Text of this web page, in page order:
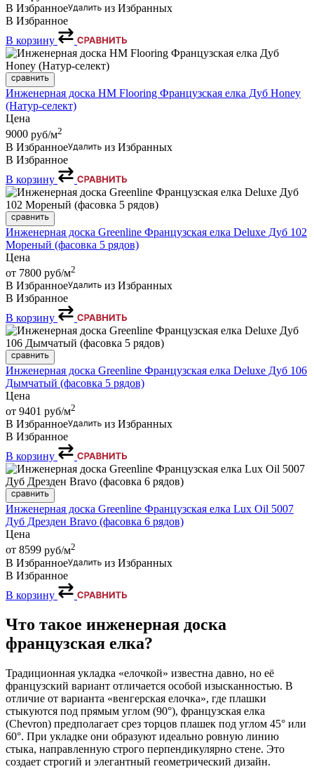
В Избранное
из Избранных
В Избранное
В корзину
Инженерная доска HM Flooring Французская елка Дуб Honey
(Натур-селект)
Цена
9000 руб/м2
В Избранное
из Избранных
В Избранное
В корзину
Инженерная доска Greenline Французская елка Deluxe Дуб 102
Мореный (фасовка 5 рядов)
Цена
от 7800 руб/м2
В Избранное
из Избранных
В Избранное
В корзину
Инженерная доска Greenline Французская елка Deluxe Дуб 106
Дымчатый (фасовка 5 рядов)
Цена
от 9401 руб/м2
В Избранное
из Избранных
В Избранное
В корзину
Инженерная доска Greenline Французская елка Lux Oil 5007
Дуб Дрезден Bravo (фасовка 6 рядов)
Цена
от 8599 руб/м2
В Избранное
из Избранных
В Избранное
В корзину
Что такое инженерная доска
французская елка?
Традиционная укладка «елочкой» известна давно, но её
французский вариант отличается особой изысканностью. В
отличие от варианта «венгерская елочка», где плашки
стыкуются под прямым углом (90°), французская елка
(Chevron) предполагает срез торцов плашек под углом 45° или
60°. При укладке они образуют идеально ровную линию
стыка, направленную строго перпендикулярно стене. Это
создает строгий и элегантный геометрический дизайн.